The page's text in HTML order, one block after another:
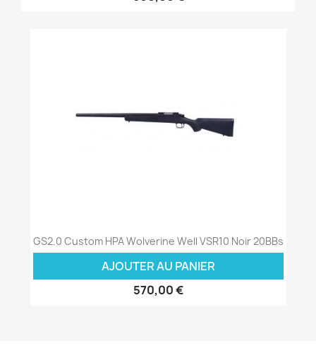
GS2.0 Custom HPA Wolverine Well VSR10 Noir 20BBs
AJOUTER AU PANIER
570,00 €